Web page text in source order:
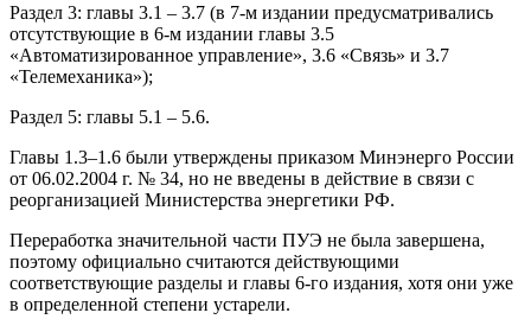
Раздел 3: главы 3.1 – 3.7 (в 7-м издании предусматривались
отсутствующие в 6-м издании главы 3.5
«Автоматизированное управление», 3.6 «Связь» и 3.7
«Телемеханика»);
Раздел 5: главы 5.1 – 5.6.
Главы 1.3–1.6 были утверждены приказом Минэнерго России
от 06.02.2004 г. № 34, но не введены в действие в связи с
реорганизацией Министерства энергетики РФ.
Переработка значительной части ПУЭ не была завершена,
поэтому официально считаются действующими
соответствующие разделы и главы 6-го издания, хотя они уже
в определенной степени устарели.